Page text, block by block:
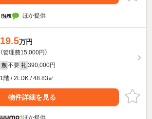
ほか提供
19.5万円
（管理費15,000円）
敷 不要 礼 390,000円
1階 / 2LDK / 48.83㎡
物件詳細を見る
ほか提供